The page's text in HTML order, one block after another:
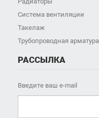
Система вентиляции
Такелаж
Трубопроводная арматура
РАССЫЛКА
Введите ваш e-mail